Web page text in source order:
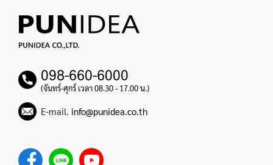
098-660-6000
(จันทร์-ศุกร์ เวลา 08.30 - 17.00 น.)
E-mail. info@punidea.co.th